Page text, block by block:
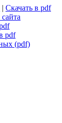
| Скачать в pdf
pdf
(pdf)